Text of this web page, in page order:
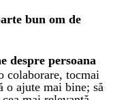
bun om de
despre persoana
colaborare, tocmai
o ajute mai bine; să